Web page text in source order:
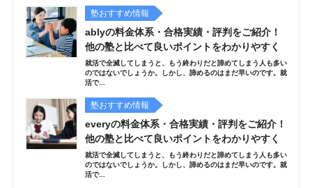
塾おすすめ情報
ablyの料金体系・合格実績・評判をご紹介！
他の塾と比べて良いポイントをわかりやすく
就活で全滅してしまうと、もう終わりだと諦めてしまう人も多い
のではないでしょうか。しかし、諦めるのはまだ早いのです。就
活で...
塾おすすめ情報
everyの料金体系・合格実績・評判をご紹介！
他の塾と比べて良いポイントをわかりやすく
就活で全滅してしまうと、もう終わりだと諦めてしまう人も多い
のではないでしょうか。しかし、諦めるのはまだ早いのです。就
活で...